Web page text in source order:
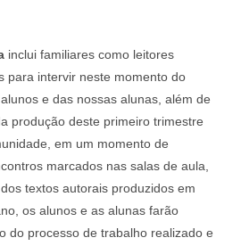
inclui familiares como leitores
para intervir neste momento do
e das nossas alunas, além de
produção deste primeiro trimestre
em um momento de
marcados nas salas de aula,
textos autorais produzidos em
os alunos e as alunas farão
do processo de trabalho realizado e